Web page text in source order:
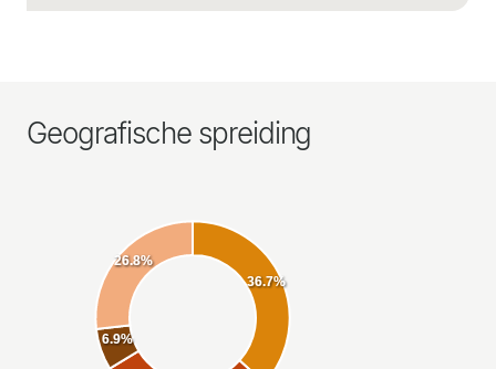
Geografische spreiding
36.7%
6.9%
26.8%